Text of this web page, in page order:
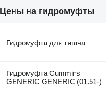
Цены на гидромуфты
Гидромуфта для тягача
Гидромуфта Cummins
GENERIC GENERIC (01.51-)